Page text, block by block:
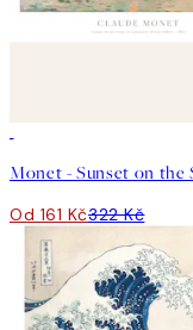
Od 161 Kč322 Kč